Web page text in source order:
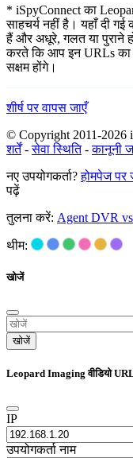
* iSpyConnect का
साहचर्य नहीं है। यहाँ दी गई
हैं और अधूरे, गलत या पुराने
करते कि आप इन URLs
सक्षम होंगे।
शीर्ष पर वापस जाएँ
© Copyright 2011-2026
शर्तें-सेवा स्थिति-कानूनी
नए उपयोगकर्ता?होमपेज पर
पढ़ें
तुलना करें: Agent DVR
थीम:
खोजें
खोजें
Leopard Imaging वीडियो
IP
उपयोगकर्ता नाम